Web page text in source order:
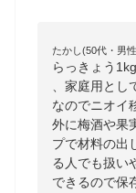
たかし(50代・男
らっきょう
、家庭用とし
なのでニオイ
外に梅酒や果
プで材料の出
る人でも扱い
できるので保